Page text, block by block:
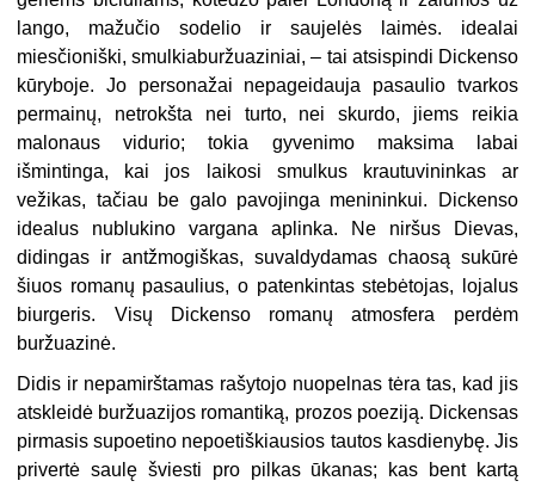
lango, mažučio sodelio ir saujelės laimės. idealai
miesčioniški, smulkiaburžuaziniai, – tai atsispindi Dickenso
kūryboje. Jo personažai nepageidauja pasaulio tvarkos
permainų, netrokšta nei turto, nei skurdo, jiems reikia
malonaus vidurio; tokia gyvenimo maksima labai
išmintinga, kai jos laikosi smulkus krautuvininkas ar
vežikas, tačiau be galo pavojinga menininkui. Dickenso
idealus nublukino vargana aplinka. Ne niršus Dievas,
didingas ir antžmogiškas, suvaldydamas chaosą sukūrė
šiuos romanų pasaulius, o patenkintas stebėtojas, lojalus
biurgeris. Visų Dickenso romanų atmosfera perdėm
buržuazinė.
Didis ir nepamirštamas rašytojo nuopelnas tėra tas, kad jis
atskleidė buržuazijos romantiką, prozos poeziją. Dickensas
pirmasis supoetino nepoetiškiausios tautos kasdienybę. Jis
privertė saulę šviesti pro pilkas ūkanas; kas bent kartą